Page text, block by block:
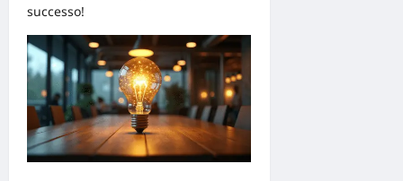
successo!